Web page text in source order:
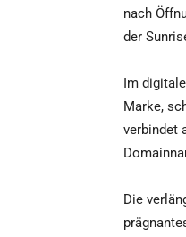
nach
der
Im
Marke,
verbindet
Die